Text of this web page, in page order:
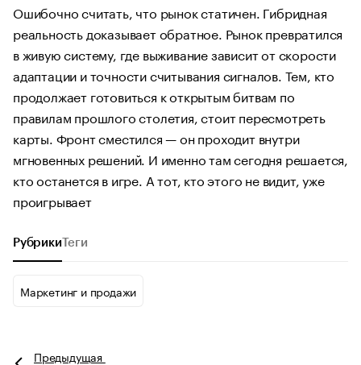
Ошибочно считать, что рынок статичен. Гибридная
реальность доказывает обратное. Рынок превратился
в живую систему, где выживание зависит от скорости
адаптации и точности считывания сигналов. Тем, кто
продолжает готовиться к открытым битвам по
правилам прошлого столетия, стоит пересмотреть
карты. Фронт сместился — он проходит внутри
мгновенных решений. И именно там сегодня решается,
кто останется в игре. А тот, кто этого не видит, уже
проигрывает
РубрикиТеги
Маркетинг и продажи
Предыдущая